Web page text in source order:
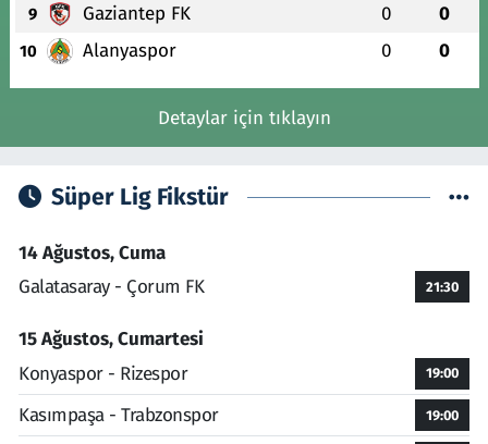
9 Gaziantep FK 0 0
10 Alanyaspor 0 0
Detaylar için tıklayın
Süper Lig Fikstür
14 Ağustos, Cuma
Galatasaray - Çorum FK
21:30
15 Ağustos, Cumartesi
Konyaspor - Rizespor
19:00
Kasımpaşa - Trabzonspor 19:00